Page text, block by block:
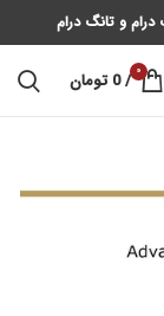
و تانگ درام
0
/
0 تومان